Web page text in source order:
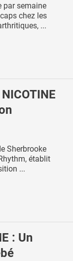
par semaine
chez les
...
Sherbrooke
établit
...
: Un